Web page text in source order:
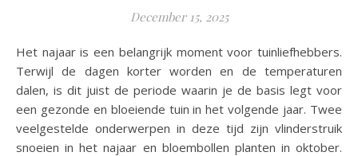
December 15, 2025
Het najaar is een belangrijk moment voor tuinliefhebbers.
Terwijl de dagen korter worden en de temperaturen
dalen, is dit juist de periode waarin je de basis legt voor
een gezonde en bloeiende tuin in het volgende jaar. Twee
veelgestelde onderwerpen in deze tijd zijn vlinderstruik
snoeien in het najaar en bloembollen planten in oktober.